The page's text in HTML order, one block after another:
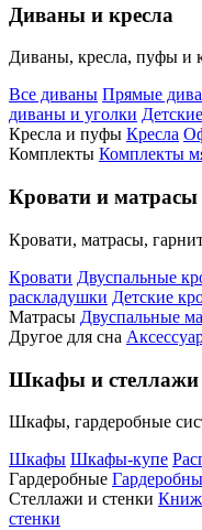
Диваны и кресла
Диваны, кресла, пуфы и
Все диваны Прямые
диваны и уголки
Кресла и пуфы Кресла
Комплекты Комплекты
Кровати и матрасы
Кровати, матрасы,
Кровати Двуспальные
раскладушки Детские
Матрасы Двуспальные
Другое для сна
Шкафы и стеллажи
Шкафы, гардеробные
Шкафы Шкафы-купе
Гардеробные
Стеллажи и стенки
стенки